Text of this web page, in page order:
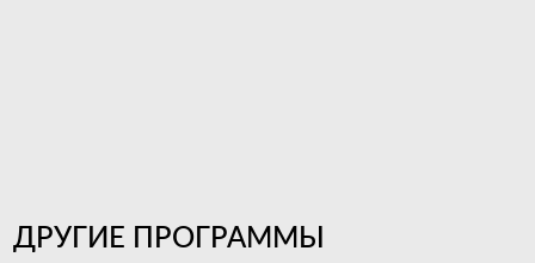
ДРУГИЕ ПРОГРАММЫ